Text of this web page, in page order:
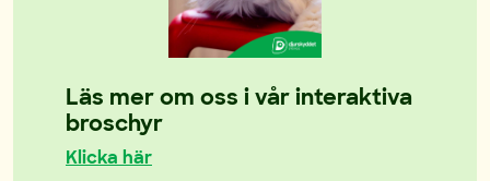
Läs mer om oss i vår interaktiva
broschyr
Klicka här